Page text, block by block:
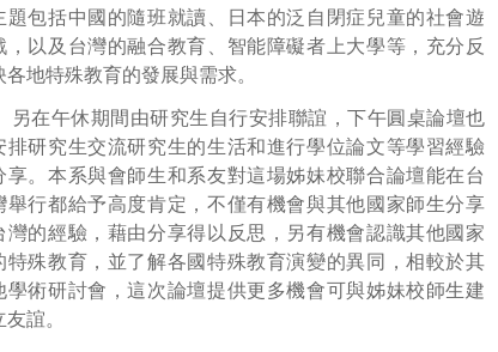
題包括中國的隨班就讀、日本的泛自閉症兒童的社會遊
，以及台灣的融合教育、智能障礙者上大學等，充分反
各地特殊教育的發展與需求。
另在午休期間由研究生自行安排聯誼，下午圓桌論壇也
排研究生交流研究生的生活和進行學位論文等學習經驗
享。本系與會師生和系友對這場姊妹校聯合論壇能在台
舉行都給予高度肯定，不僅有機會與其他國家師生分享
灣的經驗，藉由分享得以反思，另有機會認識其他國家
特殊教育，並了解各國特殊教育演變的異同，相較於其
學術研討會，這次論壇提供更多機會可與姊妹校師生建
友誼。